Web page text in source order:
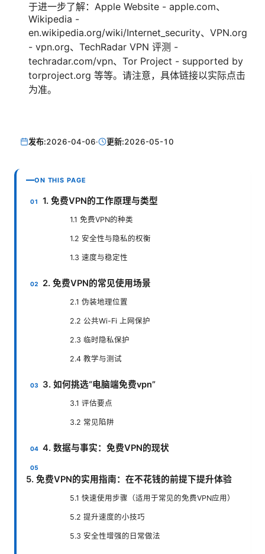
于进一步了解：Apple Website - apple.com、
Wikipedia -
en.wikipedia.org/wiki/Internet_security、VPN.org
- vpn.org、TechRadar VPN 评测 -
techradar.com/vpn、Tor Project - supported by
torproject.org 等等。请注意，具体链接以实际点击
为准。
发布:2026-04-06· 更新:2026-05-10
ON THIS PAGE
1. 免费VPN的工作原理与类型
1.1 免费VPN的种类
1.2 安全性与隐私的权衡
1.3 速度与稳定性
2. 免费VPN的常见使用场景
2.1 伪装地理位置
2.2 公共Wi-Fi 上网保护
2.3 临时隐私保护
2.4 教学与测试
3. 如何挑选“电脑端免费vpn”
3.1 评估要点
3.2 常见陷阱
4. 数据与事实：免费VPN的现状
5. 免费VPN的实用指南：在不花钱的前提下提升体验
5.1 快速使用步骤（适用于常见的免费VPN应用）
5.2 提升速度的小技巧
5.3 安全性增强的日常做法